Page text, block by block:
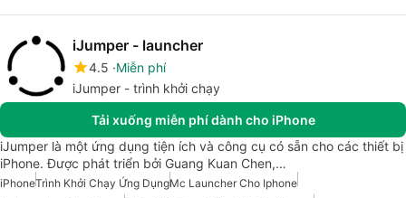
iJumper - launcher
4.5 Miễn phí
iJumper - trình khởi chạy
Tải xuống miễn phí dành cho iPhone
iJumper là một ứng dụng tiện ích và công cụ có sẵn cho các thiết bị
iPhone. Được phát triển bởi Guang Kuan Chen,…
iPhoneTrình Khởi Chạy Ứng DụngMc Launcher Cho Iphone